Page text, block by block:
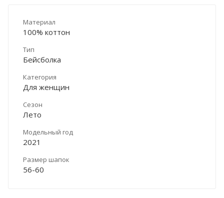
Материал
100% коттон
Тип
Бейсболка
Категория
Для женщин
Сезон
Лето
Модельный год
2021
Размер шапок
56-60